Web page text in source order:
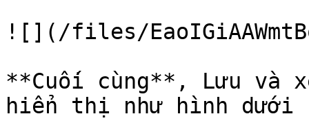
![](/files/
**Cuối cùng**, Lưu và
hiển thị như hình dưới